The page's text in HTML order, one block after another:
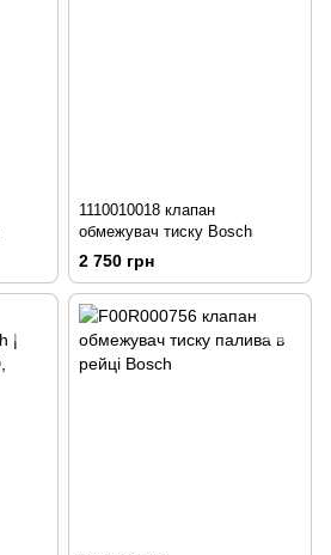
1110010018 клапан
обмежувач тиску Bosch
2 750 грн